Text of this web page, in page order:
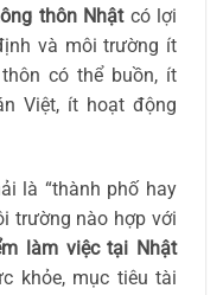
thôn Nhậtcó lợi
và môi trường ít
có thể buồn, ít
Việt, ít hoạt động
là “thành phố hay
trường nào hợp với
làm việc tại Nhật
khỏe, mục tiêu tài